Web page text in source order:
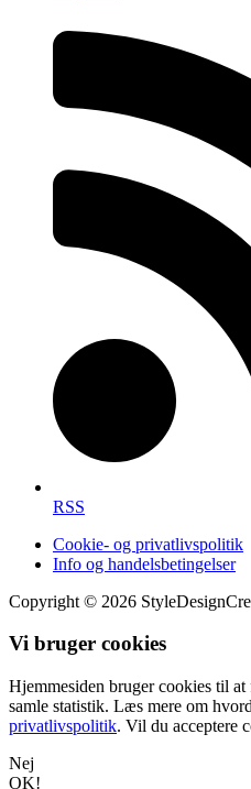
RSS
Cookie- og privatlivspolitik
Info og handelsbetingelser
Copyright © 2026
Vi bruger cookies
Hjemmesiden bruger cookies til
samle statistik. Læs mere om
privatlivspolitik. Vil du acceptere
Nej
OK!